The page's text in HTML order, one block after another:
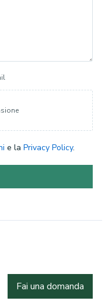
e la Privacy Policy.
Fai una domanda